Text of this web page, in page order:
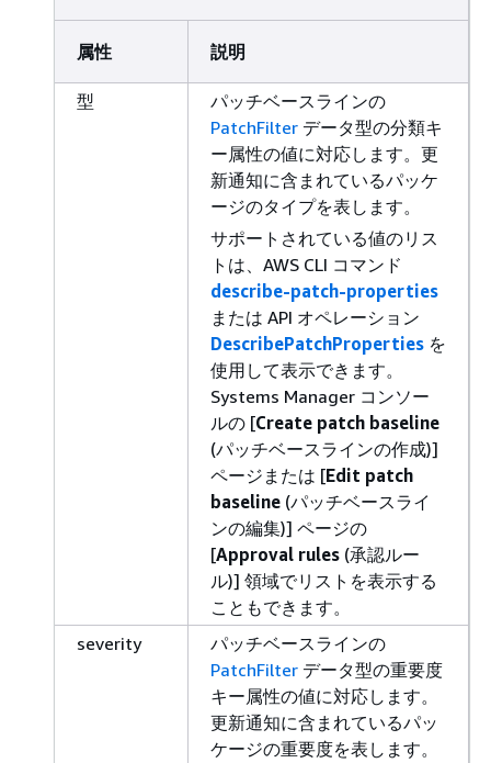
属性 説明
型
パッチベースラインの
PatchFilter データ型の分類キ
ー属性の値に対応します。更
新通知に含まれているパッケ
ージのタイプを表します。
サポートされている値のリス
トは、AWS CLI コマンド
describe-patch-properties
または API オペレーション
DescribePatchProperties を
使用して表示できます。
Systems Manager コンソー
ルの [Create patch baseline
(パッチベースラインの作成)]
ページまたは [Edit patch
baseline (パッチベースライ
ンの編集)] ページの
[Approval rules (承認ルー
ル)] 領域でリストを表示する
こともできます。
severity
パッチベースラインの
PatchFilter データ型の重要度
キー属性の値に対応します。
更新通知に含まれているパッ
ケージの重要度を表します。